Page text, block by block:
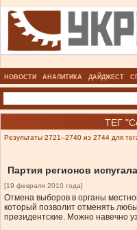
НОВОСТИ АНАЛИТИКА ДАЙДЖЕСТ
ТЕГ
Результаты 2721–2740 из 2744 для
Партия регионов
[19 февраля 2010 года]
Отмена выборов в органы
который позволит отменять
президентские. Можно навечно